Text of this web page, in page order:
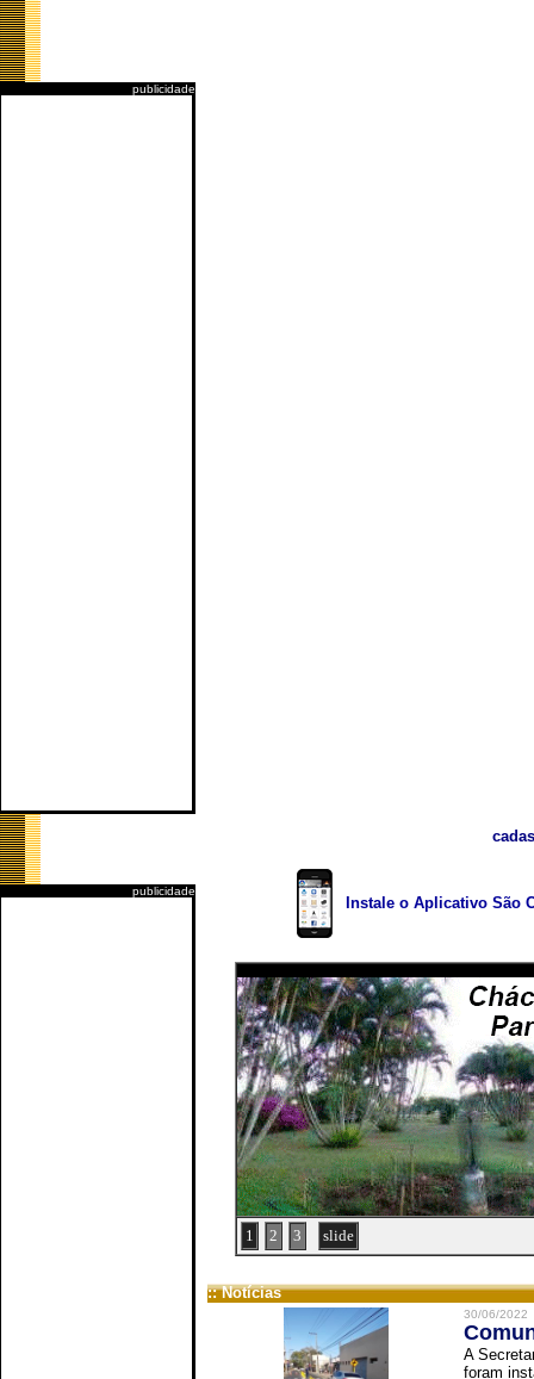
publicidade
publicidade
Instale o Aplicativo São
1 2 3 slide
:: Notícias
30/06/2022
A
foram